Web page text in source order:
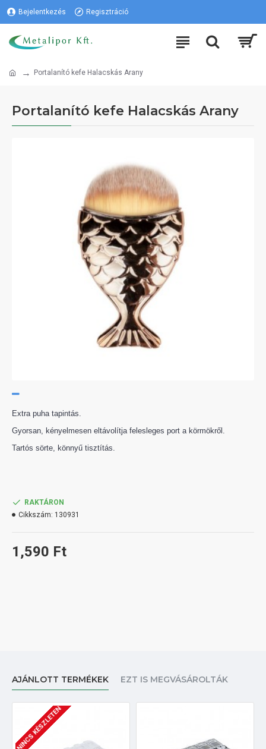
Bejelentkezés Regisztráció
Portalanító kefe Halacskás Arany
Portalanító kefe Halacskás Arany
Extra puha tapintás.
Gyorsan, kényelmesen eltávolítja felesleges port a körmökről.
Tartós sörte, könnyű tisztítás.
1,590 Ft
RAKTÁRON
Cikkszám: 130931
AJÁNLOTT TERMÉKEK EZT IS MEGVÁSÁROLTÁK
NINCS KÉSZLETEN